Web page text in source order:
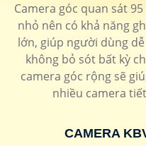
Camera góc quan sát
nhỏ nên có khả năng
lớn, giúp người dùng
không bỏ sót bất kỳ
camera góc rộng sẽ
nhiều camera
CAMERA